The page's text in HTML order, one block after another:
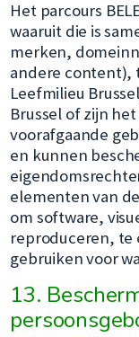
Het parcours
waaruit die is
merken,
andere content),
Leefmilieu
Brussel of zijn
voorafgaande
en kunnen
elementen van
om software,
reproduceren, te
gebruiken voor
13.